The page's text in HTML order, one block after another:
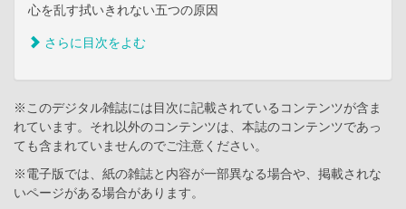
心を乱す拭いきれない五つの原因
さらに目次をよむ
※このデジタル雑誌には目次に記載されているコンテンツが含ま
れています。それ以外のコンテンツは、本誌のコンテンツであっ
ても含まれていませんのでご注意ください。
※電子版では、紙の雑誌と内容が一部異なる場合や、掲載されな
いページがある場合があります。